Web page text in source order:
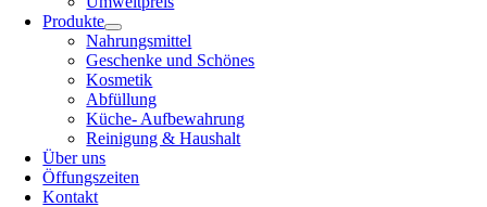
Produkte
Nahrungsmittel
Geschenke und Schönes
Kosmetik
Abfüllung
Küche- Aufbewahrung
Reinigung & Haushalt
Über uns
Öffungszeiten
Kontakt